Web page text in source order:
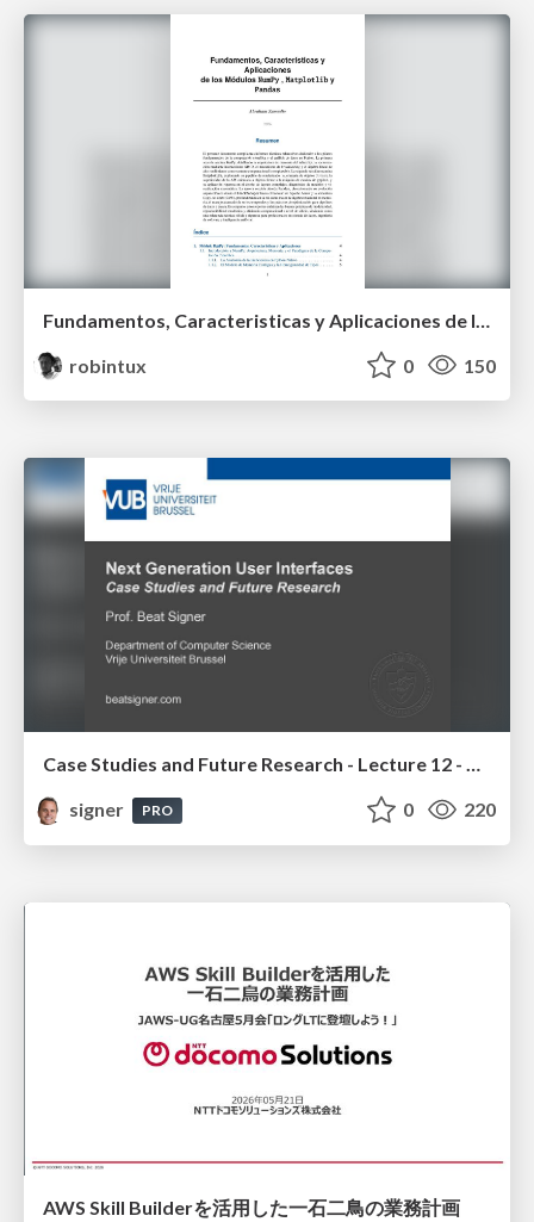
robintux
0 150
Case Studies and Future Research - Lecture 12 - Next Generation User Interfaces (4018166FNR)
signer
PRO 0 220
AWS Skill Builderを活用した一石二鳥の業務計画